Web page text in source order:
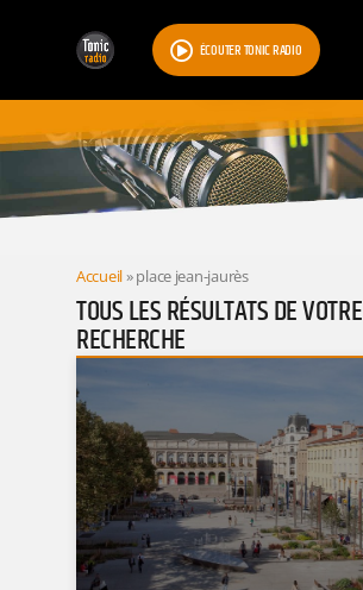
ÉCOUTER TONIC RADIO
RESULTATS
Accueil»place jean-jaurès
TOUS LES RÉSULTATS DE VOTRE
RECHERCHE